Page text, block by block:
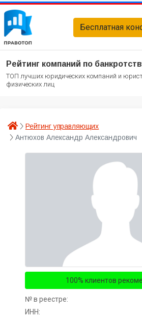
Бесплатная
Рейтинг компаний по
ТОП лучших юридических компаний и
физических лиц
Рейтинг управляющих
Антюхов Александр Александрович
100% клиентов
№ в реестре:
ИНН: